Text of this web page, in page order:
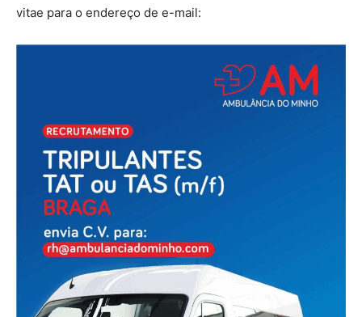
vitae para o endereço de e-mail: